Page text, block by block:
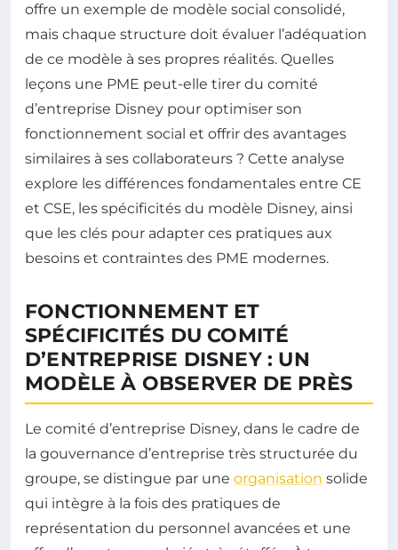
offre un exemple de modèle social consolidé,
mais chaque structure doit évaluer l’adéquation
de ce modèle à ses propres réalités. Quelles
leçons une PME peut-elle tirer du comité
d’entreprise Disney pour optimiser son
fonctionnement social et offrir des avantages
similaires à ses collaborateurs ? Cette analyse
explore les différences fondamentales entre CE
et CSE, les spécificités du modèle Disney, ainsi
que les clés pour adapter ces pratiques aux
besoins et contraintes des PME modernes.
FONCTIONNEMENT ET
SPÉCIFICITÉS DU COMITÉ
D’ENTREPRISE DISNEY : UN
MODÈLE À OBSERVER DE PRÈS
Le comité d’entreprise Disney, dans le cadre de
la gouvernance d’entreprise très structurée du
groupe, se distingue par une organisation solide
qui intègre à la fois des pratiques de
représentation du personnel avancées et une